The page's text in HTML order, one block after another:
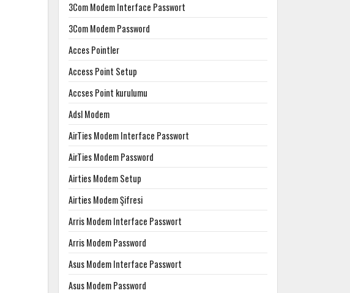
3Com Modem Interface Passwort
3Com Modem Password
Acces Pointler
Access Point Setup
Accses Point kurulumu
Adsl Modem
AirTies Modem Interface Passwort
AirTies Modem Password
Airties Modem Setup
Airties Modem Şifresi
Arris Modem Interface Passwort
Arris Modem Password
Asus Modem Interface Passwort
Asus Modem Password